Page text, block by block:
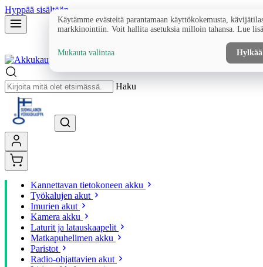
Hyppää sisältöön
Haku
Kannettavan tietokoneen akku
Työkalujen akut
Imurien akut
Kamera akku
Laturit ja latauskaapelit
Matkapuhelimen akku
Paristot
Radio-ohjattavien akut
Käytämme evästeitä parantamaan käyttökokemusta,
markkinointiin. Voit hallita asetuksia milloin tahansa. Lue
Mukauta valintaa Hylkää